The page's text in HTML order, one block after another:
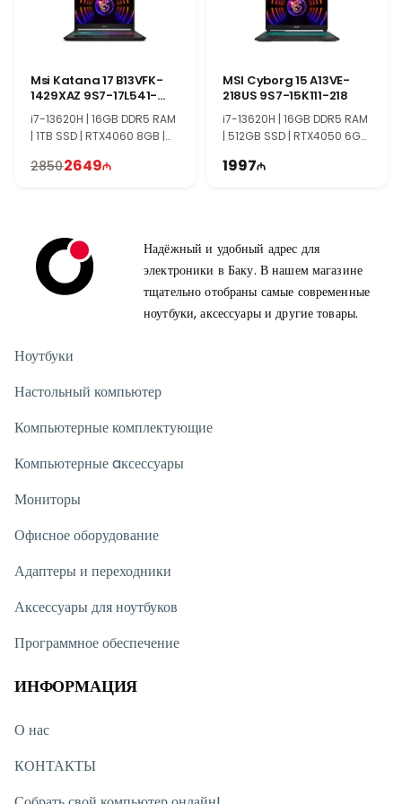
Msi Katana 17 B13VFK-
1429XAZ 9S7-17L541-
1429
i7-13620H | 16GB DDR5 RAM
| 1TB SSD | RTX4060 8GB |
28502649
MSI Cyborg 15 A13VE-
218US 9S7-15K111-218
i7-13620H | 16GB DDR5 RAM
| 512GB SSD | RTX4050 6GB
TI0134
1997
Надёжный и удобный адрес для
электроники в Баку. В нашем магазине
тщательно отобраны самые современные
ноутбуки, аксессуары и другие товары.
Ноутбуки
Настольный компьютер
Компьютерные комплектующие
Компьютерные aксессуары
Мониторы
Офисное оборудование
Адаптеры и переходники
Аксессуары для ноутбуков
Программное обеспечение
ИНФОРМАЦИЯ
О нас
КОНТАКТЫ